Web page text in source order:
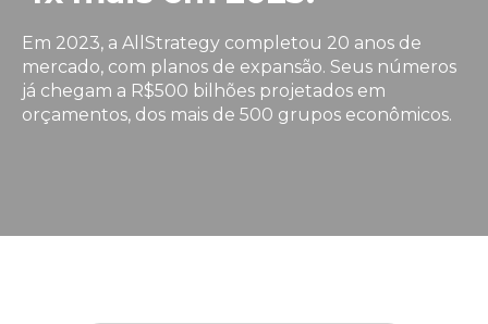
Em 2023, a AllStrategy completou 20 anos de
mercado, com planos de expansão. Seus números
já chegam a R$500 bilhões projetados em
orçamentos, dos mais de 500 grupos econômicos.